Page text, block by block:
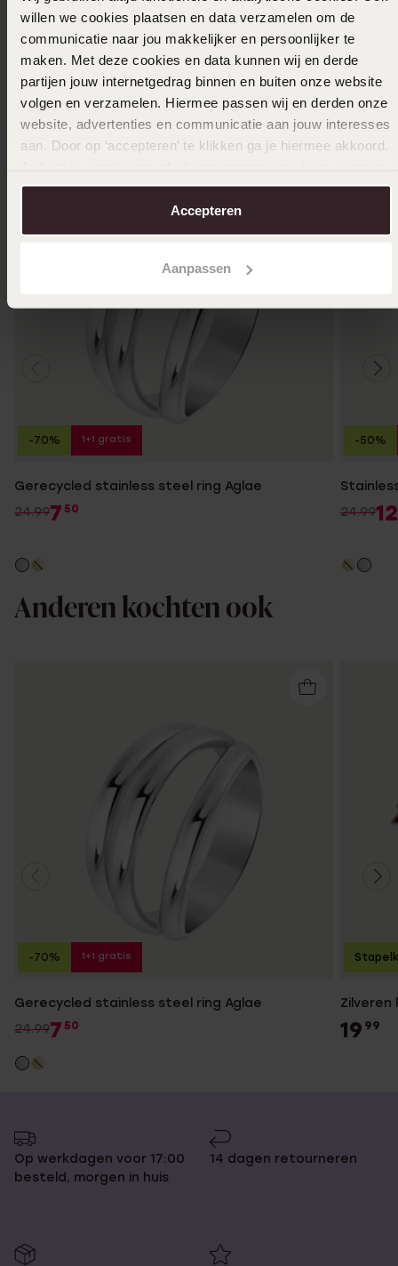
willen we cookies plaatsen en data verzamelen om de
communicatie naar jou makkelijker en persoonlijker te
maken. Met deze cookies en data kunnen wij en derde
partijen jouw internetgedrag binnen en buiten onze website
volgen en verzamelen. Hiermee passen wij en derden onze
website, advertenties en communicatie aan jouw interesses
aan. Door op ‘accepteren’ te klikken ga je hiermee akkoord.
over in onscookiebeleid.
Accepteren
Aanpassen
Selecteer maat & bestel
Ook leuk voor jou
Gerecycled stainless steel ring Aglae
24.997 50
-70% 1+1 gratis
24.9912
-50%
Anderen kochten ook
Gerecycled stainless steel ring Aglae
24.997 50
-70% 1+1 gratis
Zilveren
19 99
Op werkdagen voor 17:00
besteld, morgen in huis
14 dagen retourneren